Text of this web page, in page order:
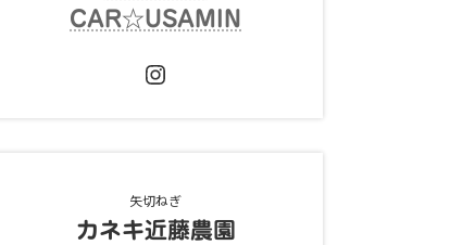
CAR☆USAMIN
Instagram
矢切ねぎ
カネキ近藤農園